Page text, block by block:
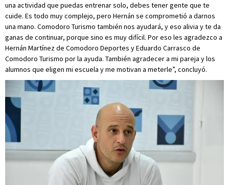
una actividad que puedas entrenar solo, debes tener gente que te
cuide. Es todo muy complejo, pero Hernán se comprometió a darnos
una mano. Comodoro Turismo también nos ayudará, y eso alivia y te da
ganas de continuar, porque sino es muy difícil. Por eso les agradezco a
Hernán Martínez de Comodoro Deportes y Eduardo Carrasco de
Comodoro Turismo por la ayuda. También agradecer a mi pareja y los
alumnos que eligen mi escuela y me motivan a meterle”, concluyó.